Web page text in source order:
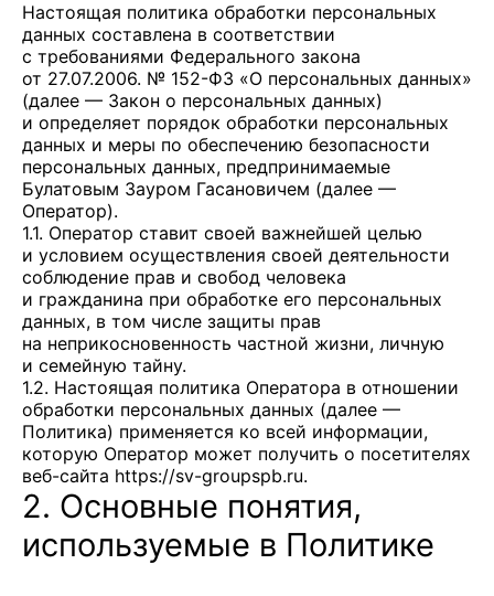
Настоящая политика обработки персональных
данных составлена в соответствии
с требованиями Федерального закона
от 27.07.2006. № 152-ФЗ «О персональных данных»
(далее — Закон о персональных данных)
и определяет порядок обработки персональных
данных и меры по обеспечению безопасности
персональных данных, предпринимаемые
Булатовым Зауром Гасановичем (далее —
Оператор).
1.1. Оператор ставит своей важнейшей целью
и условием осуществления своей деятельности
соблюдение прав и свобод человека
и гражданина при обработке его персональных
данных, в том числе защиты прав
на неприкосновенность частной жизни, личную
и семейную тайну.
1.2. Настоящая политика Оператора в отношении
обработки персональных данных (далее —
Политика) применяется ко всей информации,
которую Оператор может получить о посетителях
веб-сайта https://sv-groupspb.ru.
2. Основные понятия,
используемые в Политике